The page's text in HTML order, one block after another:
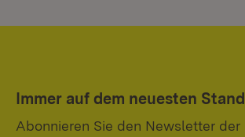
Immer auf dem neuesten Stand
Abonnieren Sie den Newsletter der